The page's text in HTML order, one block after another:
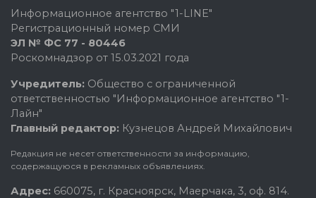
Информационное агентство "1-LINE"
Регистрационный номер СМИ
ЭЛ № ФС 77 - 80446
Роскомнадзор от 15.03.2021 года
Учредитель: Общество с ограниченной
ответственностью "Информационное агентство "1-
Лайн"
Главный редактор: Кузнецов Андрей Михайлович
Редакция не несет ответственности за информацию,
содержащуюся в рекламных объявлениях.
Адрес: 660075, г. Красноярск, Маерчака, 3, оф. 814.